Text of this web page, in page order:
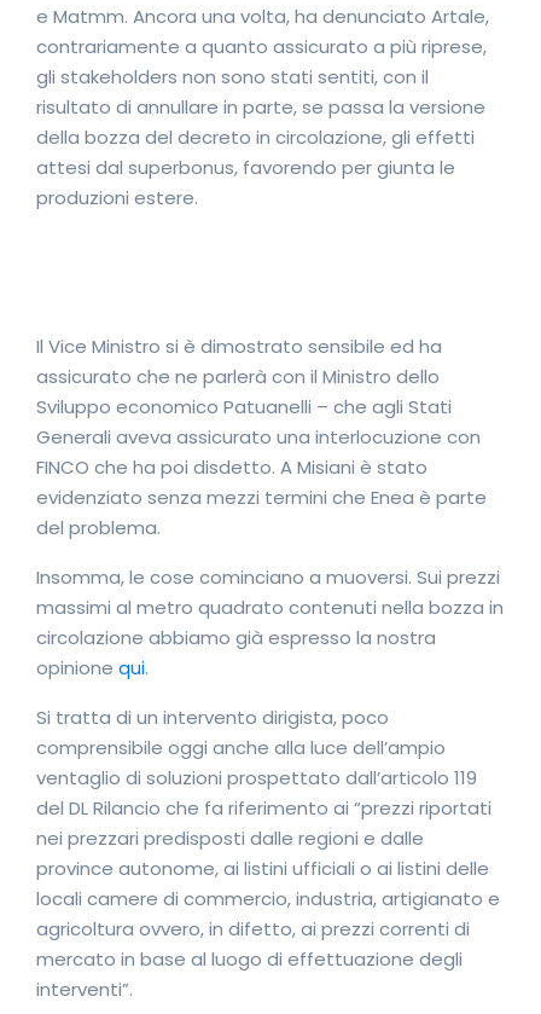
e Matmm. Ancora una volta, ha denunciato Artale,
contrariamente a quanto assicurato a più riprese,
gli stakeholders non sono stati sentiti, con il
risultato di annullare in parte, se passa la versione
della bozza del decreto in circolazione, gli effetti
attesi dal superbonus, favorendo per giunta le
produzioni estere.
Il Vice Ministro si è dimostrato sensibile ed ha
assicurato che ne parlerà con il Ministro dello
Sviluppo economico Patuanelli – che agli Stati
Generali aveva assicurato una interlocuzione con
FINCO che ha poi disdetto. A Misiani è stato
evidenziato senza mezzi termini che Enea è parte
del problema.
Insomma, le cose cominciano a muoversi. Sui prezzi
massimi al metro quadrato contenuti nella bozza in
circolazione abbiamo già espresso la nostra
opinione qui.
Si tratta di un intervento dirigista, poco
comprensibile oggi anche alla luce dell’ampio
ventaglio di soluzioni prospettato dall’articolo 119
del DL Rilancio che fa riferimento ai “prezzi riportati
nei prezzari predisposti dalle regioni e dalle
province autonome, ai listini ufficiali o ai listini delle
locali camere di commercio, industria, artigianato e
agricoltura ovvero, in difetto, ai prezzi correnti di
mercato in base al luogo di effettuazione degli
interventi”.